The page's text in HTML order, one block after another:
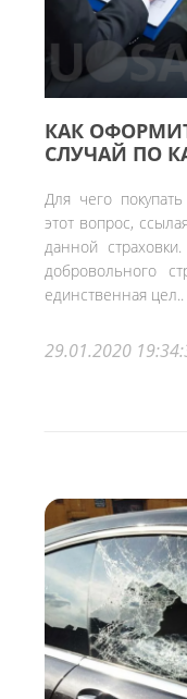
КАК
СЛУЧАЙ ПО
Для чего
этот вопрос,
данной
добровольного
единственная цел..
29.01.2020